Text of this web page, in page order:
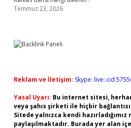
Temmuz 23, 2026
Reklam ve İletişim: Skype:
Yasal Uyarı: Bu internet sitesi,
veya şahıs şirketi ile hiçbir
Sitede yalnızca kendi
paylaşılmaktadır. Burada yer alan